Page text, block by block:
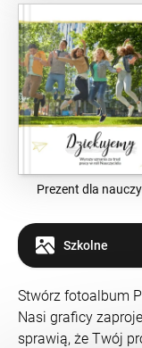
Prezent dla
Szkolne
Stwórz fotoalbum
Nasi graficy
sprawią, że Twój